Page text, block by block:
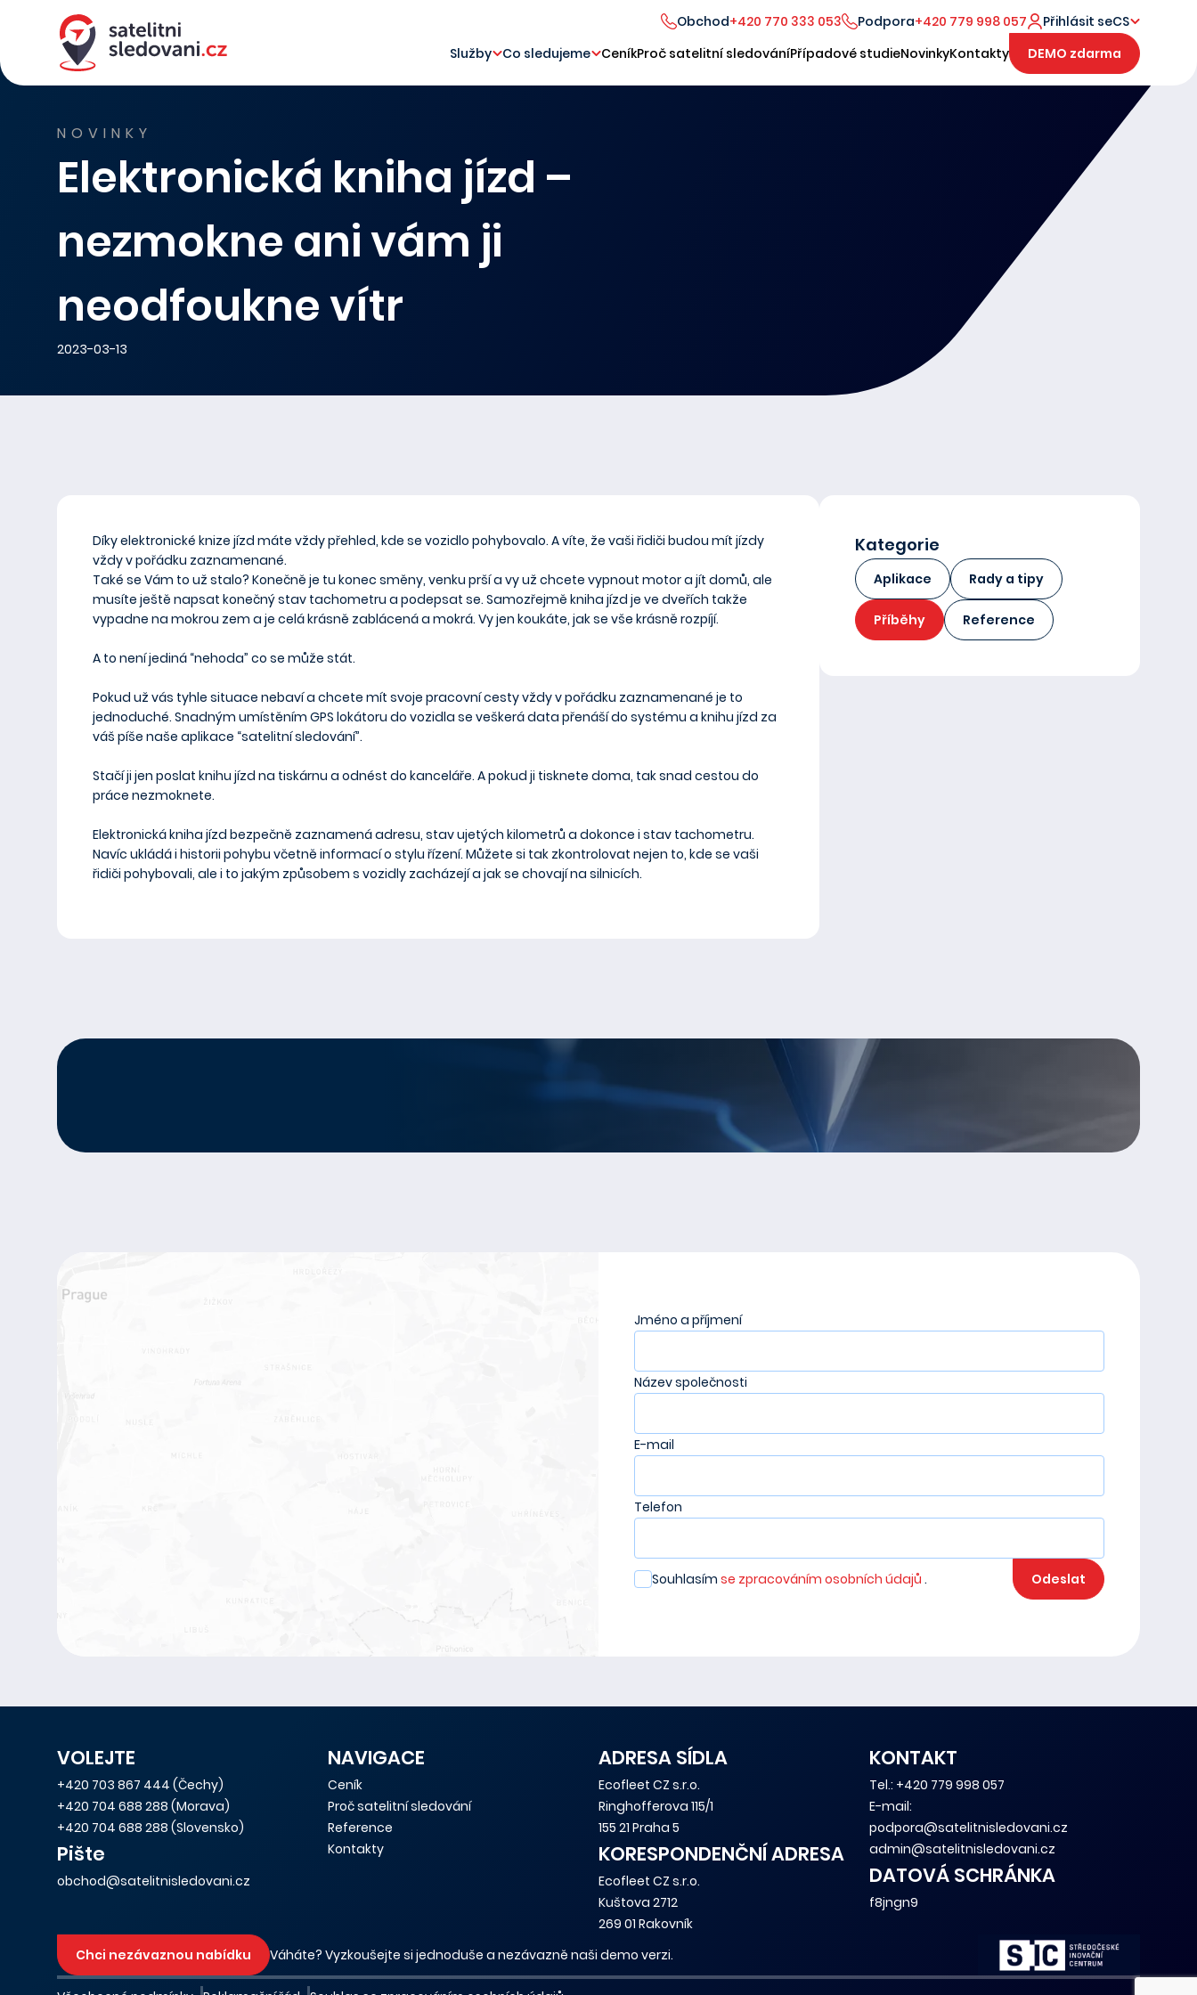
Obchod+420 770 333 053 Podpora+420 779 998 057 Přihlásit seCS
Služby
Co sledujeme CeníkProč satelitní sledováníPřípadové studieNovinkyKontakty DEMO zdarma
NOVINKY
Elektronická kniha jízd –
nezmokne ani vám ji
neodfoukne vítr
2023-03-13
Díky elektronické knize jízd máte vždy přehled, kde se vozidlo pohybovalo. A víte, že vaši řidiči budou mít jízdy
vždy v pořádku zaznamenané.
Také se Vám to už stalo? Konečně je tu konec směny, venku prší a vy už chcete vypnout motor a jít domů, ale
musíte ještě napsat konečný stav tachometru a podepsat se. Samozřejmě kniha jízd je ve dveřích takže
vypadne na mokrou zem a je celá krásně zablácená a mokrá. Vy jen koukáte, jak se vše krásně rozpíjí.
A to není jediná “nehoda” co se může stát.
Pokud už vás tyhle situace nebaví a chcete mít svoje pracovní cesty vždy v pořádku zaznamenané je to
jednoduché. Snadným umístěním GPS lokátoru do vozidla se veškerá data přenáší do systému a knihu jízd za
váš píše naše aplikace “satelitní sledování”.
Stačí ji jen poslat knihu jízd na tiskárnu a odnést do kanceláře. A pokud ji tisknete doma, tak snad cestou do
práce nezmoknete.
Elektronická kniha jízd bezpečně zaznamená adresu, stav ujetých kilometrů a dokonce i stav tachometru.
Navíc ukládá i historii pohybu včetně informací o stylu řízení. Můžete si tak zkontrolovat nejen to, kde se vaši
řidiči pohybovali, ale i to jakým způsobem s vozidly zacházejí a jak se chovají na silnicích.
Kategorie
Aplikace Rady a tipy
Příběhy Reference
Jméno a příjmení
Název společnosti
E-mail
Telefon
Souhlasím se zpracováním osobních údajů . Odeslat
VOLEJTE
+420 703 867 444 (Čechy)
+420 704 688 288 (Morava)
+420 704 688 288 (Slovensko)
Pište
obchod@satelitnisledovani.cz
NAVIGACE
Ceník
Proč satelitní sledování
Reference
Kontakty
ADRESA SÍDLA
Ecofleet CZ s.r.o.
Ringhofferova 115/1
155 21 Praha 5
KORESPONDENČNÍ ADRESA
Ecofleet CZ s.r.o.
Kuštova 2712
269 01 Rakovník
KONTAKT
Tel.: +420 779 998 057
E-mail:
podpora@satelitnisledovani.cz
admin@satelitnisledovani.cz
DATOVÁ SCHRÁNKA
f8jngn9
Chci nezávaznou nabídku Váháte? Vyzkoušejte si jednoduše a nezávazně naši demo verzi.